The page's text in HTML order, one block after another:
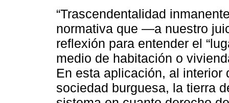
“Trascendentalidad
normativa que ―a nuestro
reflexión para entender el
medio de habitación o
En esta aplicación, al
sociedad burguesa, la tierra